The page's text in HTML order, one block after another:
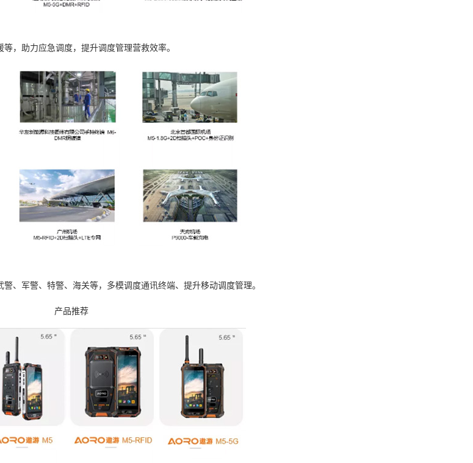
，助力应急调度，提升调度管理营救效率。
、军警、特警、海关等，多模调度通讯终端、提升移动调度管理。
产品推荐